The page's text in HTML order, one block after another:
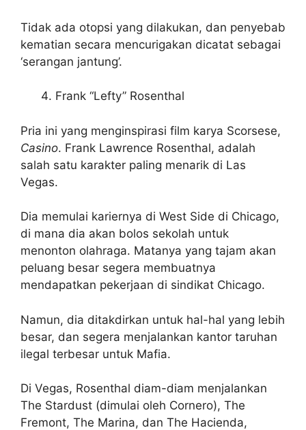
Tidak ada otopsi yang dilakukan, dan penyebab
kematian secara mencurigakan dicatat sebagai
‘serangan jantung’.
Frank “Lefty” Rosenthal
Pria ini yang menginspirasi film karya Scorsese,
Casino. Frank Lawrence Rosenthal, adalah
salah satu karakter paling menarik di Las
Vegas.
Dia memulai kariernya di West Side di Chicago,
di mana dia akan bolos sekolah untuk
menonton olahraga. Matanya yang tajam akan
peluang besar segera membuatnya
mendapatkan pekerjaan di sindikat Chicago.
Namun, dia ditakdirkan untuk hal-hal yang lebih
besar, dan segera menjalankan kantor taruhan
ilegal terbesar untuk Mafia.
Di Vegas, Rosenthal diam-diam menjalankan
The Stardust (dimulai oleh Cornero), The
Fremont, The Marina, dan The Hacienda,